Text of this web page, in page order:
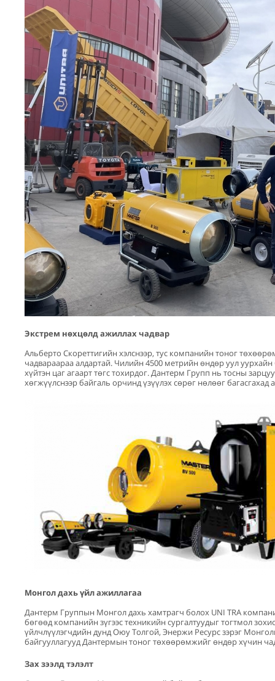
Экстрем нөхцөлд ажиллах чадвар
Альберто Скореттигийн хэлснээр, тус компанийн тоног
чадвараараа алдартай. Чилийн 4500 метрийн өндөр уул
хүйтэн цаг агаарт төгс тохирдог. Дантерм Групп нь тосны
хөгжүүлснээр байгаль орчинд үзүүлэх сөрөг нөлөөг багасгахад
Монгол дахь үйл ажиллагаа
Дантерм Группын Монгол дахь хамтрагч болох UNI TRA компани
бөгөөд компанийн зүгээс техникийн сургалтуудыг тогтмол
үйлчлүүлэгчдийн дунд Оюу Толгой, Энержи Ресурс зэрэг
байгууллагууд Дантермын тоног төхөөрөмжийг өндөр хүчин
Зах зээлд тэлэлт